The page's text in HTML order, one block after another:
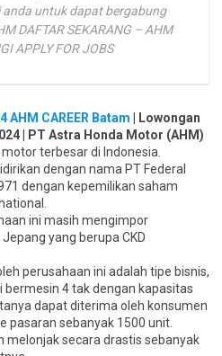
anda untuk dapat bergabung
DAFTAR SEKARANG – AHM
APPLY FOR JOBS
AHM CAREER Batam | Lowongan
| PT Astra Honda Motor (AHM)
terbesar di Indonesia.
dengan nama PT Federal
dengan kepemilikan saham
ini masih mengimpor
yang berupa CKD
perusahaan ini adalah tipe bisnis,
bermesin 4 tak dengan kapasitas
dapat diterima oleh konsumen
pasaran sebanyak 1500 unit.
melonjak secara drastis sebanyak